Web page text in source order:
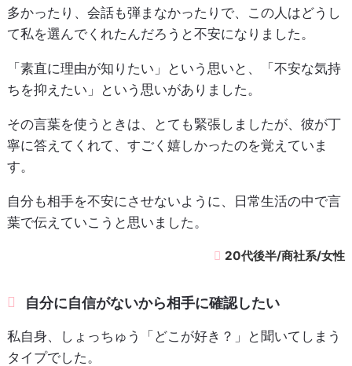
多かったり、会話も弾まなかったりで、この人はどうし
て私を選んでくれたんだろうと不安になりました。
「素直に理由が知りたい」という思いと、「不安な気持
ちを抑えたい」という思いがありました。
その言葉を使うときは、とても緊張しましたが、彼が丁
寧に答えてくれて、すごく嬉しかったのを覚えていま
す。
自分も相手を不安にさせないように、日常生活の中で言
葉で伝えていこうと思いました。
20代後半/商社系/女性
自分に自信がないから相手に確認したい
私自身、しょっちゅう「どこが好き？」と聞いてしまう
タイプでした。